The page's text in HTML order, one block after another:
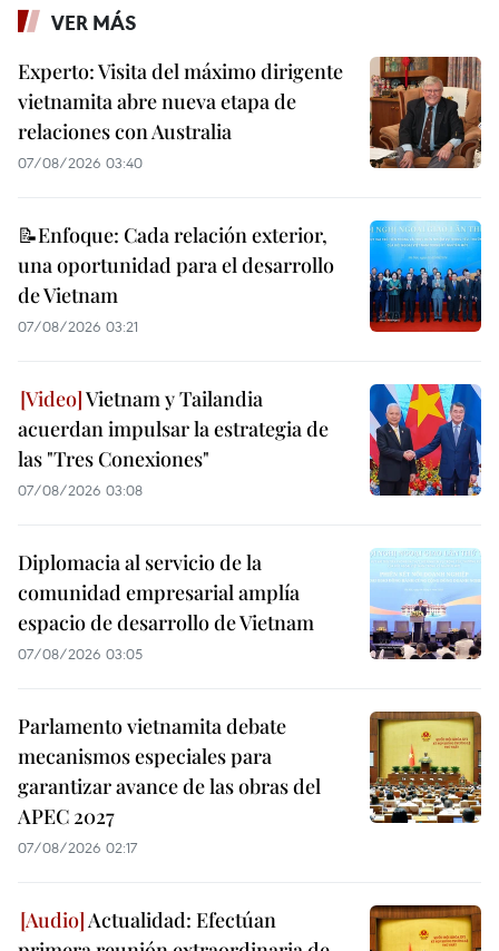
VER MÁS
Experto: Visita del máximo dirigente
vietnamita abre nueva etapa de
relaciones con Australia
07/08/2026 03:40
📝Enfoque: Cada relación exterior,
una oportunidad para el desarrollo
de Vietnam
07/08/2026 03:21
Vietnam y Tailandia
acuerdan impulsar la estrategia de
las "Tres Conexiones"
07/08/2026 03:08
Diplomacia al servicio de la
comunidad empresarial amplía
espacio de desarrollo de Vietnam
07/08/2026 03:05
Parlamento vietnamita debate
mecanismos especiales para
garantizar avance de las obras del
APEC 2027
07/08/2026 02:17
Actualidad: Efectúan